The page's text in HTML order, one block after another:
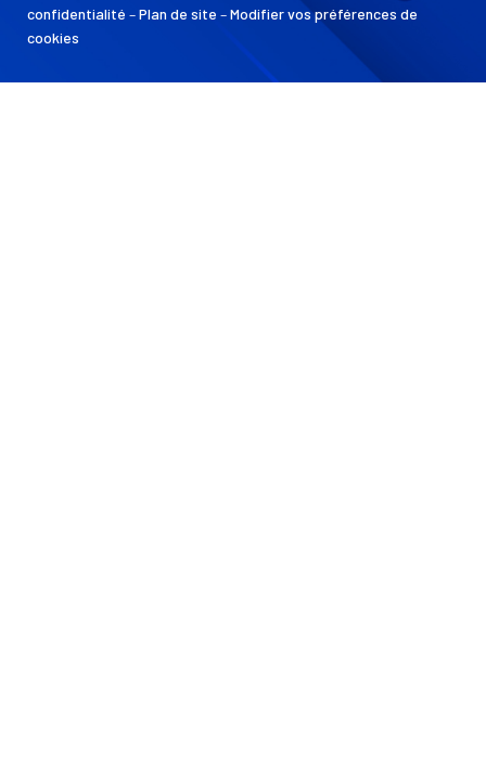
confidentialité –Plan de site –Modifier vos préférences de
cookies